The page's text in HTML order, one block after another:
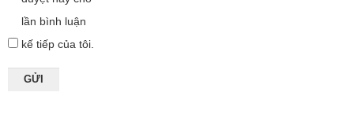
lần bình luận
kế tiếp của tôi.